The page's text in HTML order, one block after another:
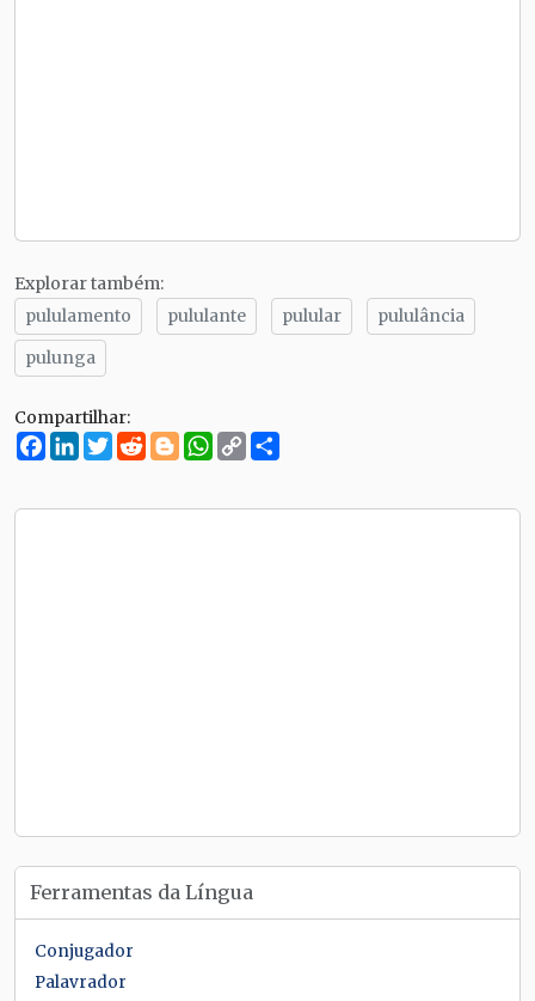
Explorar também:
pululamento
pululante pulular
pululância
pulunga
Compartilhar:
Facebook
LinkedIn
Twitter
RedditBloggerWhatsApp
Copy
Link
Ferramentas da Língua
Conjugador
Palavrador